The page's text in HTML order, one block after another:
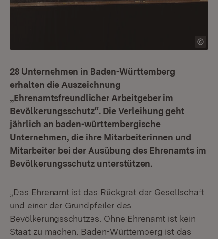
28 Unternehmen in Baden-Württemberg
erhalten die Auszeichnung
„Ehrenamtsfreundlicher Arbeitgeber im
Bevölkerungsschutz“. Die Verleihung geht
jährlich an baden-württembergische
Unternehmen, die ihre Mitarbeiterinnen und
Mitarbeiter bei der Ausübung des Ehrenamts im
Bevölkerungsschutz unterstützen.
„Das Ehrenamt ist das Rückgrat der Gesellschaft
und einer der Grundpfeiler des
Bevölkerungsschutzes. Ohne Ehrenamt ist kein
Staat zu machen. Baden-Württemberg ist das